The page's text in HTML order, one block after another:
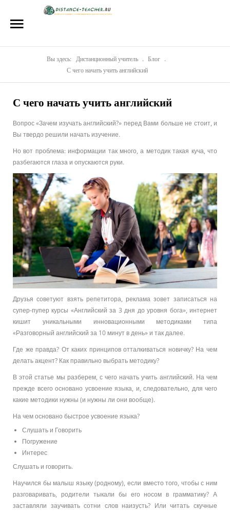
Репетиторы
Стоимость
Акции
Материалы
Блог
Контакты
Вы здесь: Дистанционный учитель . Блог
.
С чего начать учить английский
С чего начать учить английский
Вопрос «Зачем изучать английский?» перед Вами больше не стоит, и
Вы твердо решили начать изучение.
Но вот проблема: информации так много, а методик такая куча, что
разбегаются глаза и опускаются руки.
Друзья советуют взять репетитора, реклама зовет записаться на
супер-пупер курсы «Английский за 3 дня до уровня бога», интернет
кишит уникальными инновационными методиками типа
«Разговорный английский за 10 минут в день» и так далее.
Где же правда? От каких принципов отталкиваться новичку? На чем
делать акцент? Как правильно выбрать методику?
В этой статье мы разберем, с чего начать учить английский. На чем
прежде всего основано усвоение языка, и, следовательно, для чего
какие методики нужны (и нужны ли они вообще).
На чем основано быстрое усвоение языка?
Слушать и Говорить
Погружение
Интерес
Слушать и говорить.
Научился бы малыш языку (родному), если вместо того, чтобы с ним
разговаривать, родители тыкали бы его носом в грамматику? А
заставляли заучивать сотни слов наизусть? Или читать скучные